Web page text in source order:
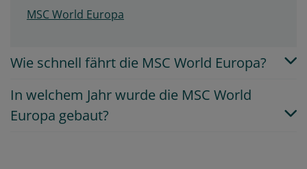
MSC World Europa
Wie schnell fährt die MSC World Europa?
In welchem Jahr wurde die MSC World
Europa gebaut?